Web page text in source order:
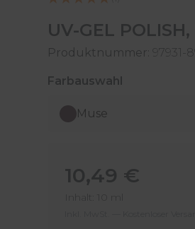
UV-GEL
Produktnummer: 97931-
Farbauswahl
Muse
Regulärer Preis:
10,49 €
Inhalt: